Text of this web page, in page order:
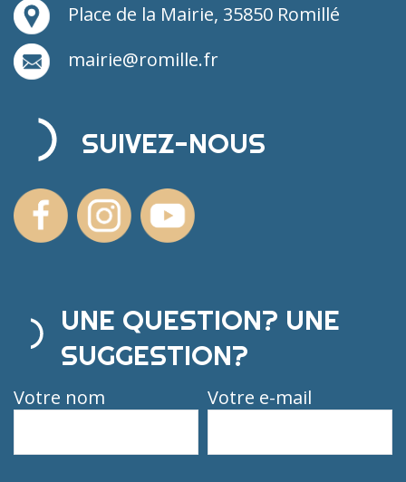
Place de la Mairie, 35850 Romillé
mairie@romille.fr
SUIVEZ-NOUS
UNE QUESTION? UNE
SUGGESTION?
Votre nom Votre e-mail